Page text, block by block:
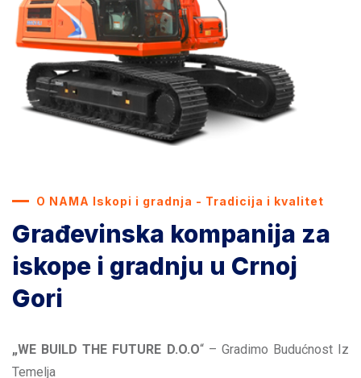
O NAMA Iskopi i gradnja - Tradicija i kvalitet
Građevinska kompanija za
iskope i gradnju u Crnoj
Gori
„WE BUILD THE FUTURE D.O.O“ – Gradimo Budućnost Iz
Temelja